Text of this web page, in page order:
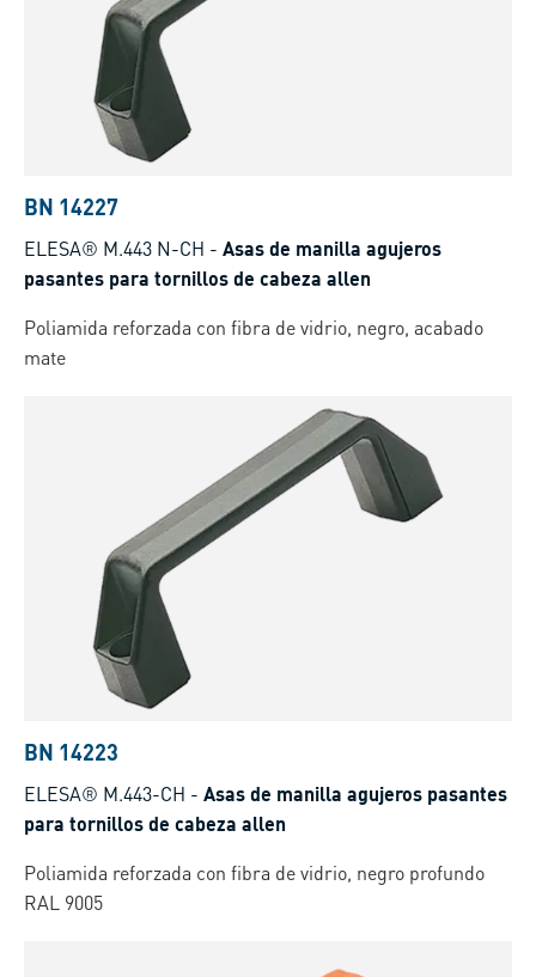
BN 14227
ELESA® M.443 N-CH - Asas de manilla agujeros
pasantes para tornillos de cabeza allen
Poliamida reforzada con fibra de vidrio, negro, acabado
mate
BN 14223
ELESA® M.443-CH - Asas de manilla agujeros pasantes
para tornillos de cabeza allen
Poliamida reforzada con fibra de vidrio, negro profundo
RAL 9005